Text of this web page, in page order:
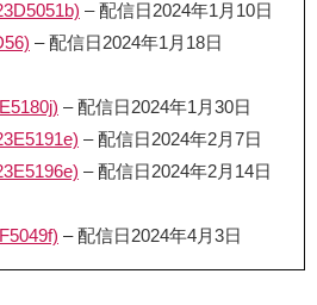
– 配信日2024年1月10日
– 配信日2024年1月18日
– 配信日2024年1月30日
– 配信日2024年2月7日
– 配信日2024年2月14日
– 配信日2024年4月3日